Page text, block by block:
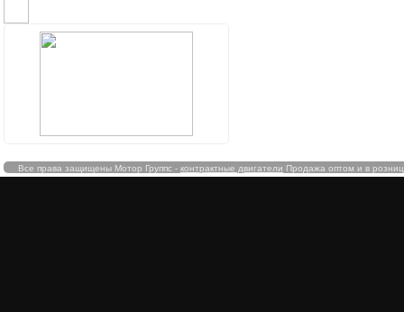
Все права защищены Мотор Группс - контрактные двигатели Продажа оптом и в